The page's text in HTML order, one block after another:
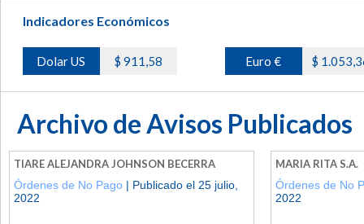
Indicadores Económicos
Dolar US $ 911,58 Euro € $
Archivo de Avisos Publicados
TIARE ALEJANDRA JOHNSON BECERRA
Órdenes de No Pago | Publicado el 25 julio,
2022
MARIA RITA S.A.
Órdenes de No
2022